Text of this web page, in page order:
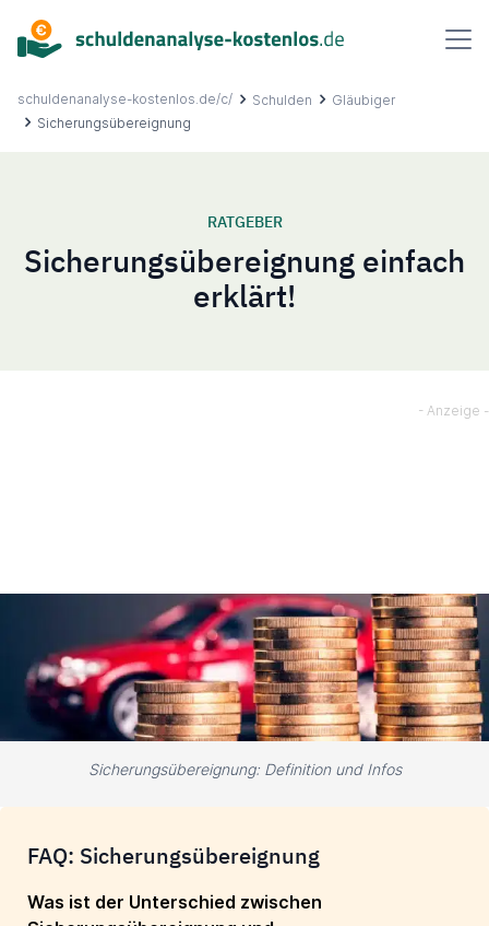
springen
schuldenanalyse-kostenlos.de/c/ Schulden
Gläubiger
Sicherungsübereignung
RATGEBER
Sicherungsübereignung einfach
erklärt!
Sicherungsübereignung: Definition und Infos
FAQ: Sicherungsübereignung
Was ist der Unterschied zwischen